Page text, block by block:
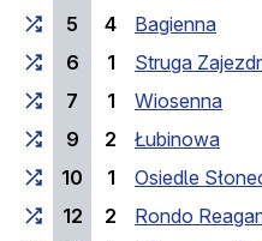
5
4
Bagienna
6
1
Struga
7
1
Wiosenna
9
2
Łubinowa
10
1
Osiedle
12
2
Rondo